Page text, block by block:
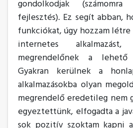
gondolkodjak
fejlesztés). Ez segít abban,
funkciókat, úgy hozzam létre
internetes
megrendelőnek a
Gyakran kerülnek a
alkalmazásokba olyan
megrendelő eredetileg nem
egyeztettünk, elfogadta a
sok pozitív szoktam kapni